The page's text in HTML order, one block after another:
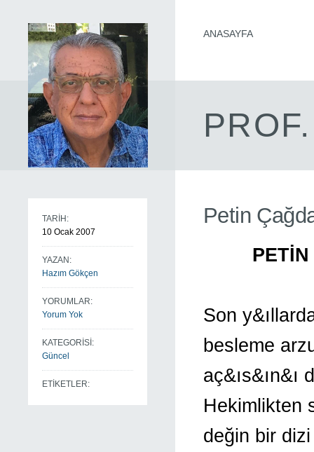
ANASAYFA
TARİH:
10 Ocak 2007
YAZAN:
Hazım Gökçen
YORUMLAR:
Yorum Yok
KATEGORİSİ:
Güncel
ETİKETLER:
Petin
Son
besleme
Hekimlikten
değin bir